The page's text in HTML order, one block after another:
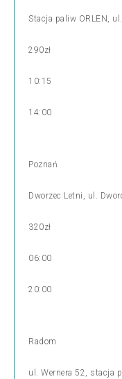
Stacja paliw ORLEN,
290zł
10:15
14:00
Poznań
Dworzec Letni, ul.
320zł
06:00
20:00
Radom
ul. Wernera 52, stacja